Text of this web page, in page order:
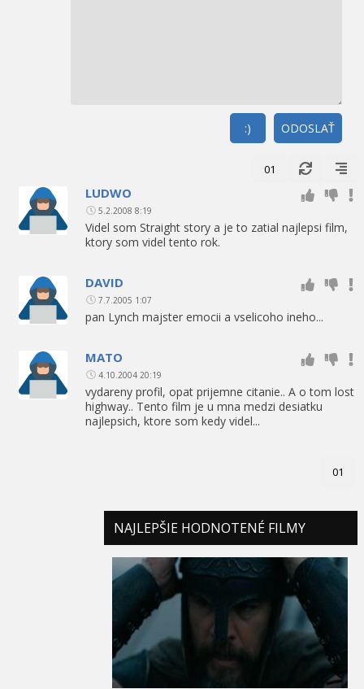
ODOSLAŤ
:)
01
LUDWO
5.2.2008 8:19
Videl som Straight story a je to zatial najlepsi film,
ktory som videl tento rok.
DAVID
7.7.2005 1:07
pan Lynch majster emocii a vselicoho ineho...
MATO
4.10.2004 20:19
vydareny profil, opat prijemne citanie.. A o tom lost
highway.. Tento film je u mna medzi desiatku
najlepsich, ktore som kedy videl...
01
NAJLEPŠIE HODNOTENÉ FILMY